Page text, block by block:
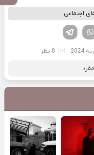
اجتماعی
لینکدین
0 نظر